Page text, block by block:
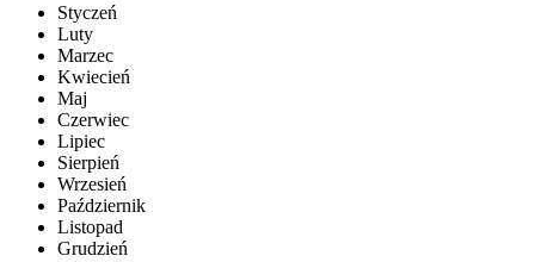
Styczeń
Luty
Marzec
Kwiecień
Maj
Czerwiec
Lipiec
Sierpień
Wrzesień
Październik
Listopad
Grudzień